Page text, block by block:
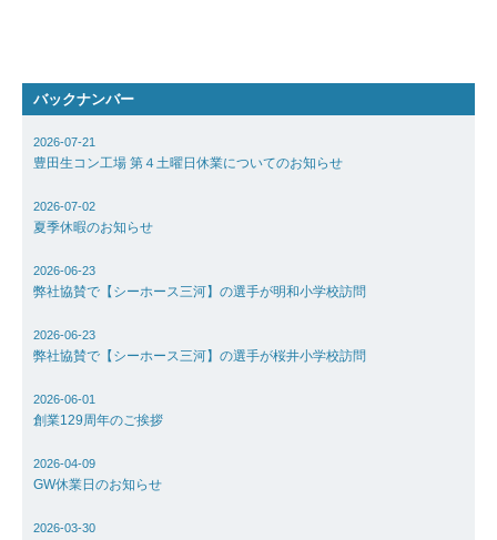
バックナンバー
2026-07-21
豊田生コン工場 第４土曜日休業についてのお知らせ
2026-07-02
夏季休暇のお知らせ
2026-06-23
弊社協賛で【シーホース三河】の選手が明和小学校訪問
2026-06-23
弊社協賛で【シーホース三河】の選手が桜井小学校訪問
2026-06-01
創業129周年のご挨拶
2026-04-09
GW休業日のお知らせ
2026-03-30